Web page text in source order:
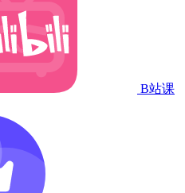
B站课